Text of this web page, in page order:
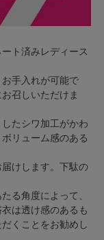
ト済みレディース
手入れが可能で
召しいただけま
たシワ加工がかわ
リューム感のある
けします。下駄の
る角度によって、
は透け感のあるも
くことをお勧めし